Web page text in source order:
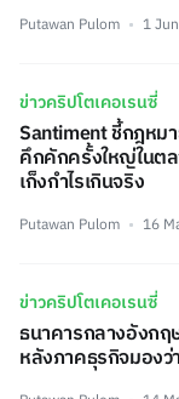
Putawan Pulom 1
ข่าวคริปโตเคอเรนซี่
Santiment ชี้กฎหม
คึกคักครั้งใหญ่ในต
เก็งกำไรเกินจริง
Putawan Pulom 16
ข่าวคริปโตเคอเรนซี่
ธนาคารกลางอังก
หลังภาคธุรกิจมองว่